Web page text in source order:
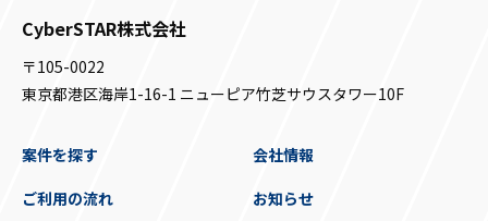
CyberSTAR株式会社
〒105-0022
東京都港区海岸1-16-1 ニューピア竹芝サウスタワー10F
案件を探す
ご利用の流れ
会社情報
お知らせ